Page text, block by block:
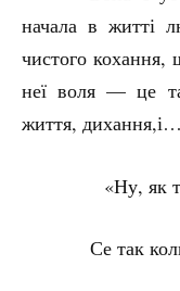
начала в житті
чистого кохання,
неї воля –– це
життя,
«Ну, як
Се так